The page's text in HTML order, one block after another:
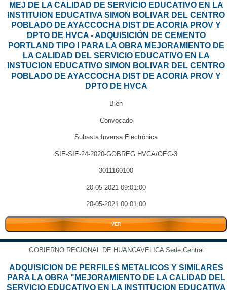
MEJ DE LA CALIDAD DE SERVICIO EDUCATIVO EN LA
INSTITUION EDUCATIVA SIMON BOLIVAR DEL CENTRO
POBLADO DE AYACCOCHA DIST DE ACORIA PROV Y
DPTO DE HVCA - ADQUISICIÓN DE CEMENTO
PORTLAND TIPO I PARA LA OBRA MEJORAMIENTO DE
LA CALIDAD DEL SERVICIO EDUCATIVO EN LA
INSTUCION EDUCATIVO SIMON BOLIVAR DEL CENTRO
POBLADO DE AYACCOCHA DIST DE ACORIA PROV Y
DPTO DE HVCA
Bien
Convocado
Subasta Inversa Electrónica
SIE-SIE-24-2020-GOBREG.HVCA/OEC-3
3011160100
20-05-2021 09:01:00
20-05-2021 00:01:00
VER
GOBIERNO REGIONAL DE HUANCAVELICA Sede Central
ADQUISICION DE PERFILES METALICOS Y SIMILARES
PARA LA OBRA "MEJORAMIENTO DE LA CALIDAD DEL
SERVICIO EDUCATIVO EN LA INSTITUCION EDUCATIVA